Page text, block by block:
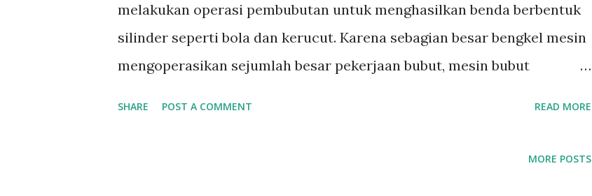
melakukan operasi pembubutan untuk menghasilkan benda berbentuk
silinder seperti bola dan kerucut. Karena sebagian besar bengkel mesin
mengoperasikan sejumlah besar pekerjaan bubut, mesin bubut
SHARE POST A COMMENT READ MORE
MORE POSTS